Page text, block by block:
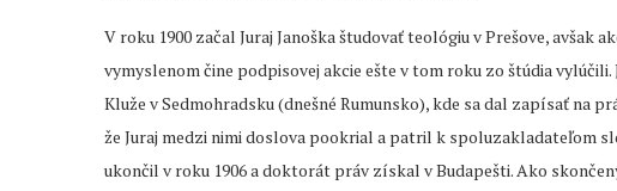
V roku 1900 začal Juraj Janoška študovať teológiu v Prešove, avšak
vymyslenom čine podpisovej akcie ešte v tom roku zo štúdia
Kluže v Sedmohradsku (dnešné Rumunsko), kde sa dal zapísať na
že Juraj medzi nimi doslova pookrial a patril k spoluzakladateľom
ukončil v roku 1906 a doktorát práv získal v Budapešti. Ako